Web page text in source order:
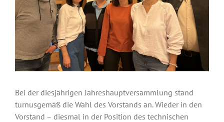
Bei der diesjährigen Jahreshauptversammlung stand
turnusgemäß die Wahl des Vorstands an. Wieder in den
Vorstand – diesmal in der Position des technischen